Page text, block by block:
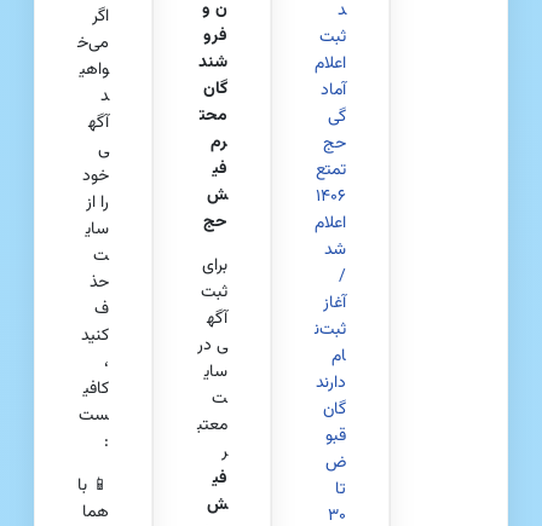
د
ثبت
اعلام
آماد
گی
حج
تمتع
۱۴۰۶
اعلام
شد
/
آغاز
ثبت‌ن
ام
دارند
گان
قبو
ض
تا
۳۰
ن و
فرو
شند
گان
محت
رم
فی
ش
حج
برای
ثبت
آگه
ی در
سای
ت
معتب
ر
فی
ش‌
اگر
می‌خ
واهی
د
آگه
ی
خود
را از
سای
ت
حذ
ف
کنید
،
کافی
ست
:
📱 با
هما